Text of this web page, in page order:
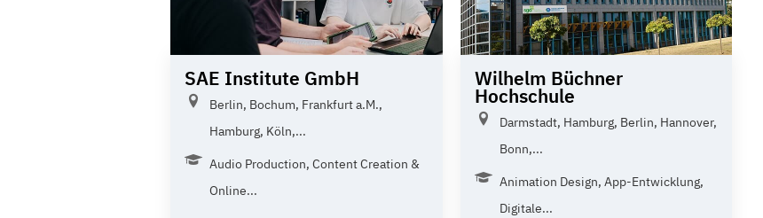
SAE Institute GmbH
Berlin, Bochum, Frankfurt a.M.,
Hamburg, Köln,...
Audio Production, Content Creation &
Online...
Wilhelm Büchner
Hochschule
Darmstadt, Hamburg, Berlin, Hannover,
Bonn,...
Animation Design, App-Entwicklung,
Digitale...